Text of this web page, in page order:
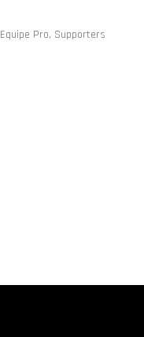
Equipe Pro, Supporters